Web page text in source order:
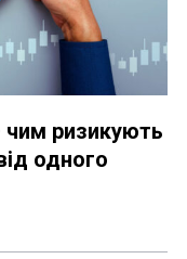
ризикують
одного